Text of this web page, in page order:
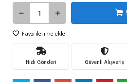
Favorilerime ekle
Hızlı Gönderi Güvenli Alışveriş